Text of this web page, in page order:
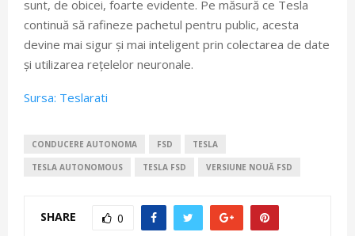
sunt, de obicei, foarte evidente. Pe măsură ce Tesla
continuă să rafineze pachetul pentru public, acesta
devine mai sigur și mai inteligent prin colectarea de date
și utilizarea rețelelor neuronale.
Sursa: Teslarati
CONDUCERE AUTONOMA FSD TESLA
TESLA AUTONOMOUS TESLA FSD VERSIUNE NOUĂ FSD
SHARE 0